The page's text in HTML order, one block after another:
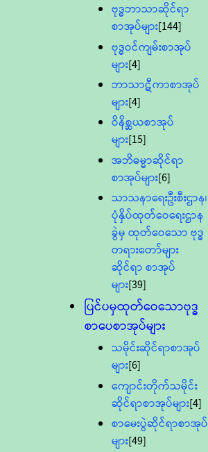
ဗုဒ္ဓဘာသာဆိုင်ရာ
စာအုပ်များ[144]
ဗုဒ္ဓဝင်ကျမ်းစာအုပ်
များ[4]
ဘာသာဋီကာစာအုပ်
များ[4]
ဝိနိစ္ဆယစာအုပ်
များ[15]
အဘိဓမ္မာဆိုင်ရာ
စာအုပ်များ[6]
သာသနာရေးဦးစီးဌာန၊
ပုံနှိပ်ထုတ်ဝေရေးဌာန
ခွဲမှ ထုတ်ဝေသော ဗုဒ္ဓ
တရားတော်များ
ဆိုင်ရာ စာအုပ်
များ[39]
ပြင်ပမှထုတ်ဝေသောဗုဒ္ဓ
စာပေစာအုပ်များ
သမိုင်းဆိုင်ရာစာအုပ်
များ[6]
ကျောင်းတိုက်သမိုင်း
ဆိုင်ရာစာအုပ်များ[4]
စာမေးပွဲဆိုင်ရာစာအုပ်
များ[49]